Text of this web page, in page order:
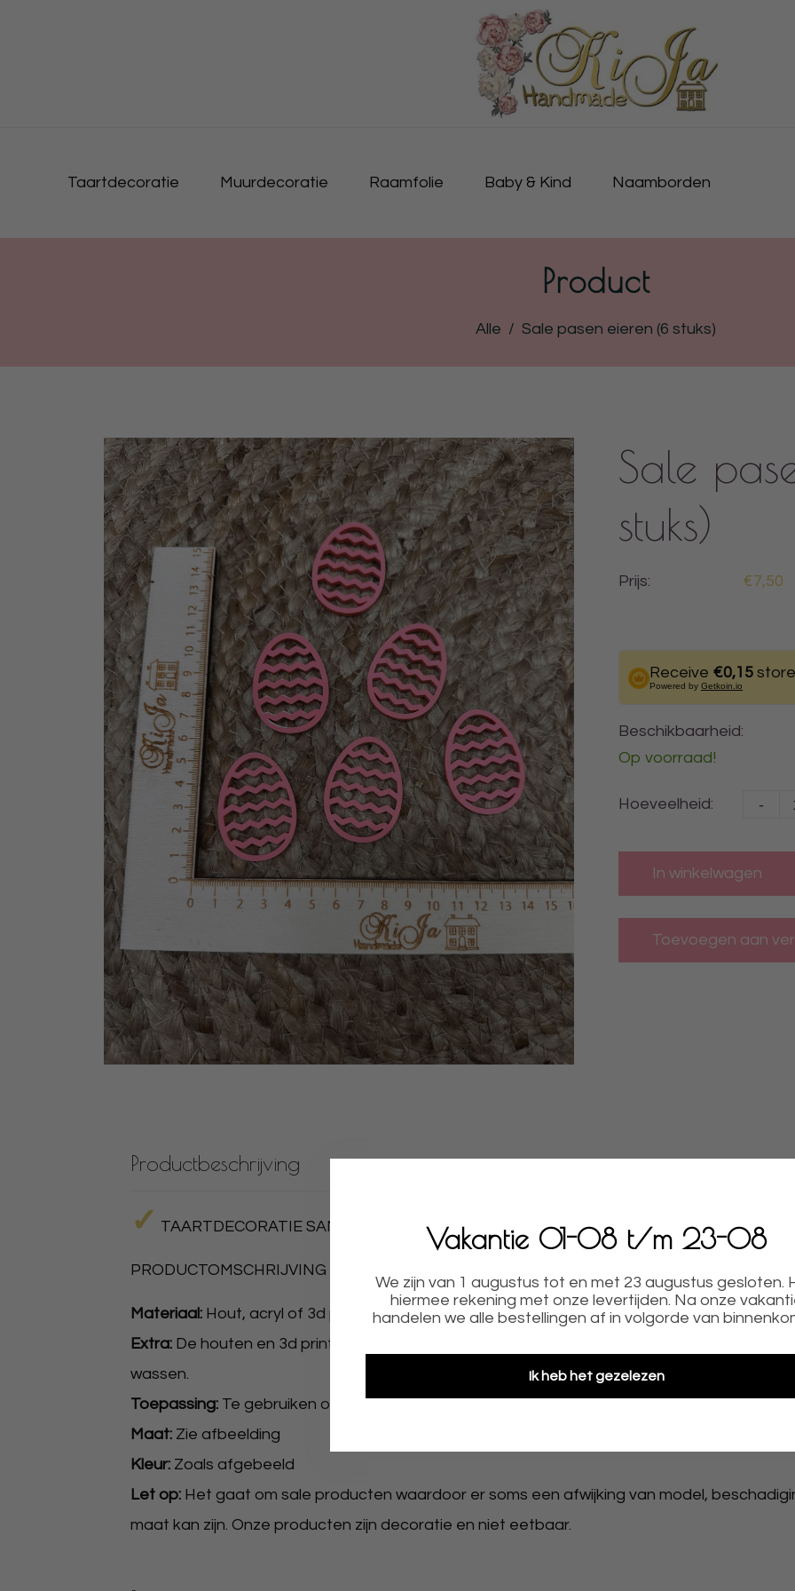
Taartdecoratie Muurdecoratie Raamfolie Baby & Kind Naamborden
Product
Alle / Sale pasen eieren (6 stuks)
Sale
stuks)
Prijs: €7,50
Receive €0,15
Powered by Getkoin.io
Beschikbaarheid:
Op voorraad!
Hoeveelheid: -
In winkelwagen
Productbeschrijving
✓ TAARTDECORATIE SAMPLE SALE NU MET RUIME KORTING OP DE ORIGINELE
PRODUCTOMSCHRIJVING
Materiaal: Hout, acryl of 3d print.
Extra: De houten en 3d print toppers zijn klaar voor gebruik de acryl toppers raden we aan
wassen.
Toepassing: Te gebruiken op al uw gebak voor leuke decoratie.
Maat: Zie afbeelding
Kleur: Zoals afgebeeld
Let op: Het gaat om sale producten waardoor er soms een afwijking van model,
maat kan zijn. Onze producten zijn decoratie en niet eetbaar.
Vakantie 01-08 t/m 23-08
We zijn van 1 augustus tot en met 23 augustus gesloten.
hiermee rekening met onze levertijden. Na onze
handelen we alle bestellingen af in volgorde van
Ik heb het gezelezen